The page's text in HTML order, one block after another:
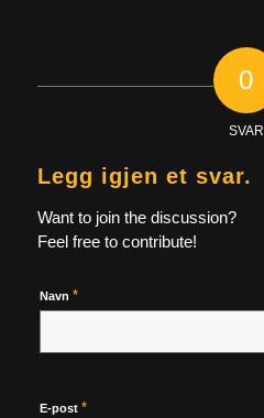
0
SVAR
Legg igjen et svar.
Want to join the discussion?
Feel free to contribute!
Navn *
E-post *